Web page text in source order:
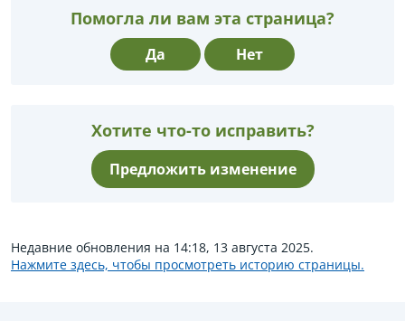
Помогла ли вам эта страница?
Да Нет
Хотите что-то исправить?
Предложить изменение
Недавние обновления на 14:18, 13 августа 2025.
Нажмите здесь, чтобы просмотреть историю страницы.